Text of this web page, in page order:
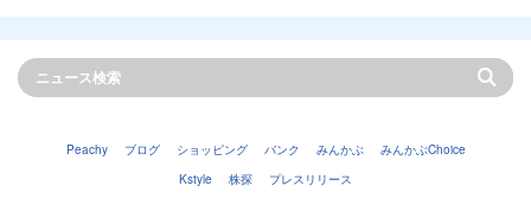
Peachy ブログ ショッピング バンク みんかぶ
みんかぶChoice
Kstyle
株探 プレスリリース